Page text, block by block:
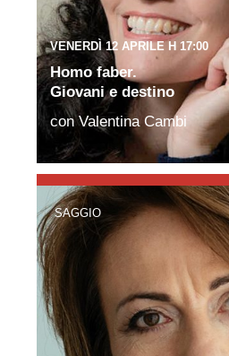
VENERDÌ 12 APRILE H 17:00
Homo faber.
Giovani e destino
con Valentina Cambi
SAGGIO